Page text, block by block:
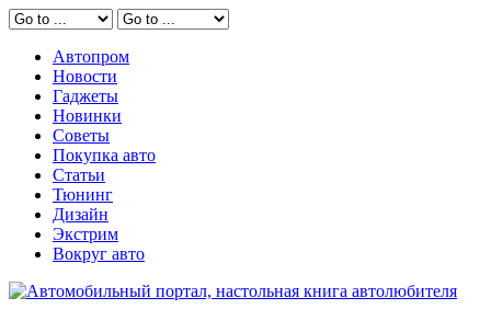
Автопром
Новости
Гаджеты
Новинки
Советы
Покупка авто
Статьи
Тюнинг
Дизайн
Экстрим
Вокруг авто